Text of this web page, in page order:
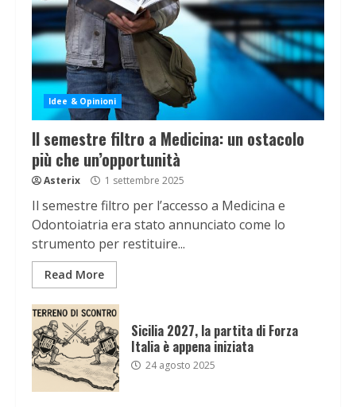
Idee & Opinioni
Il semestre filtro a Medicina: un ostacolo
più che un’opportunità
Asterix 1 settembre 2025
Il semestre filtro per l’accesso a Medicina e
Odontoiatria era stato annunciato come lo
strumento per restituire...
Read More
Sicilia 2027, la partita di Forza
Italia è appena iniziata
24 agosto 2025